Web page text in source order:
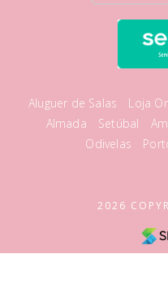
Aluguer de Salas Loja
Almada
Setúbal
Odivelas
2026